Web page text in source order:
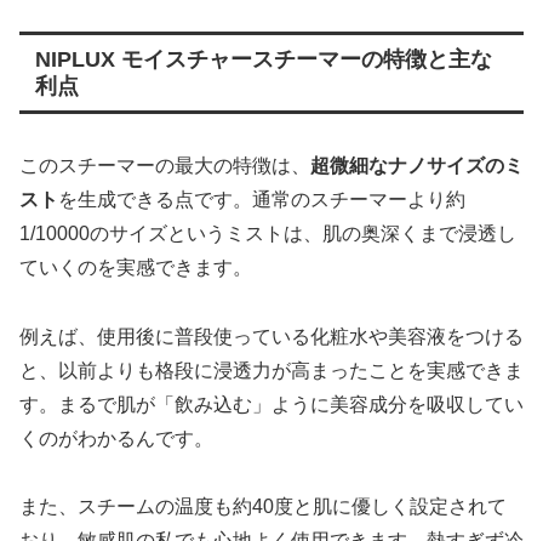
NIPLUX モイスチャースチーマーの特徴と主な
利点
このスチーマーの最大の特徴は、 超微細なナノサイズのミ
スト を生成できる点です。通常のスチーマーより約
1/10000のサイズというミストは、肌の奥深くまで浸透し
ていくのを実感できます。
例えば、使用後に普段使っている化粧水や美容液をつける
と、以前よりも格段に浸透力が高まったことを実感できま
す。まるで肌が「飲み込む」ように美容成分を吸収してい
くのがわかるんです。
また、スチームの温度も約40度と肌に優しく設定されて